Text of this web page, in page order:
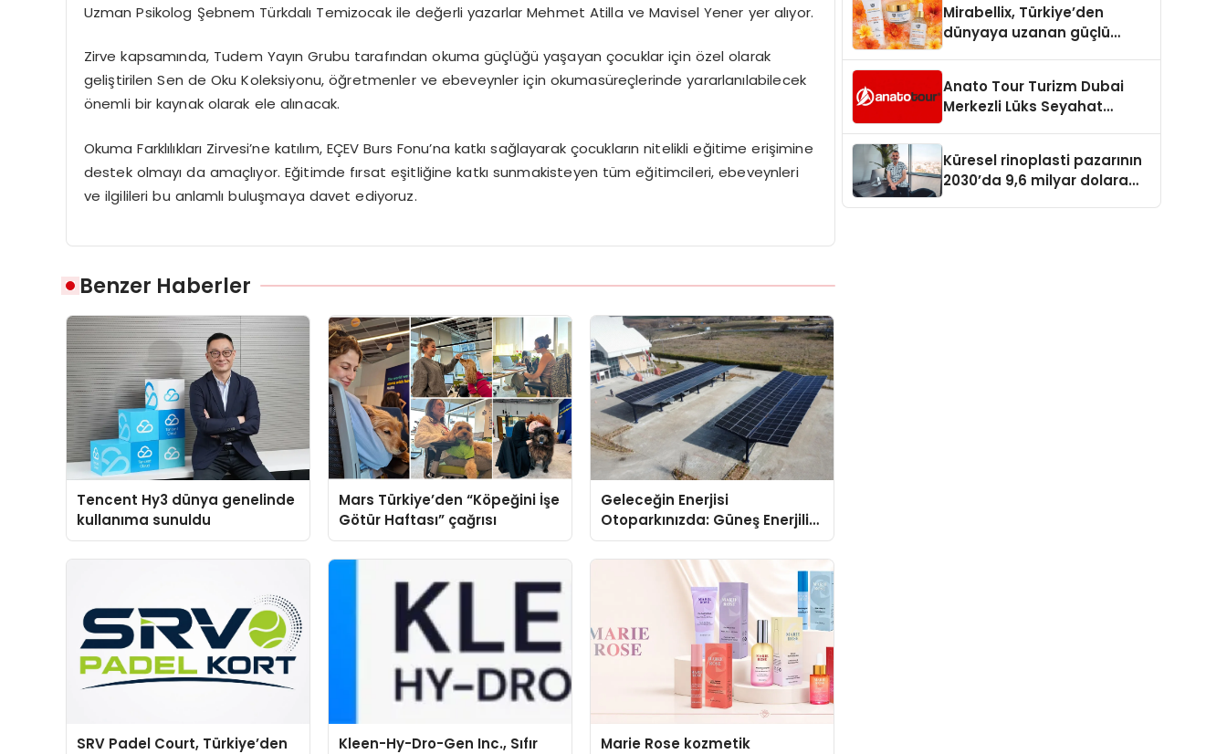
Uzman Psikolog Şebnem Türkdalı Temizocak ile değerli yazarlar Mehmet Atilla ve Mavisel Yener yer alıyor.
Zirve kapsamında, Tudem Yayın Grubu tarafından okuma güçlüğü yaşayan çocuklar için özelolarak
geliştirilen Sen de Oku Koleksiyonu, öğretmenler ve ebeveynler için okumasüreçlerindeyararlanılabilecek
önemli bir kaynak olarak ele alınacak.
Okuma Farklılıkları Zirvesi’ne katılım, EÇEV Burs Fonu’na katkı sağlayarak çocukların nitelikli eğitime erişimine
destek olmayı da amaçlıyor. Eğitimde fırsat eşitliğine katkı sunmakisteyen tüm eğitimcileri, ebeveynleri
ve ilgilileri bu anlamlı buluşmaya davet ediyoruz.
Benzer Haberler
Tencent Hy3 dünya genelinde
kullanıma sunuldu
Mars Türkiye’den “Köpeğini İşe
Götür Haftası” çağrısı
Geleceğin Enerjisi
Otoparkınızda: Güneş Enerjili
Carport (Solar Otopark)
Nedir?
SRV Padel Court, Türkiye’den Kleen-Hy-Dro-Gen Inc., Sıfır Marie Rose kozmetik
Mirabellix, Türkiye’den
dünyaya uzanan güçlü
Anato Tour Turizm Dubai
Merkezli Lüks Seyahat
Küresel rinoplasti pazarının
2030’da 9,6 milyar dolara